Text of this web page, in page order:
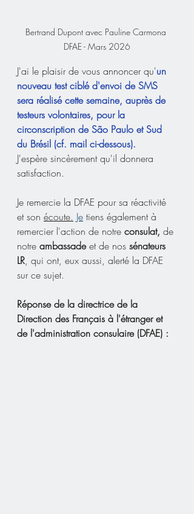
Bertrand Dupont avec Pauline Carmona
DFAE - Mars 2026
J'ai le plaisir de vous annoncer qu'un
nouveau test ciblé d'envoi de SMS
sera réalisé cette semaine, auprès de
testeurs volontaires, pour la
circonscription de São Paulo et Sud
du Brésil (cf. mail ci-dessous).
J'espère sincèrement qu'il donnera
satisfaction.
Je remercie la DFAE pour sa réactivité
et son écoute. Je tiens également à
remercier l'action de notre consulat, de
notre ambassade et de nos sénateurs
LR, qui ont, eux aussi, alerté la DFAE
sur ce sujet.
Réponse de la directrice de la
Direction des Français à l'étranger et
de l'administration consulaire (DFAE) :